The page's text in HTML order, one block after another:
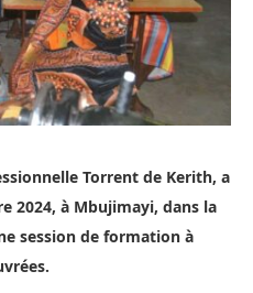
Torrent de Kerith, a
2024, à Mbujimayi, dans la
session de formation à